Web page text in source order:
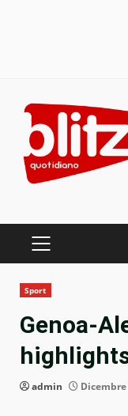
content
PRIMARY
Sport
Genoa-
admin Dicembre